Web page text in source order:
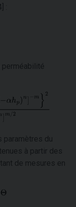
perméabilité
paramètres du
à partir des
de mesures en